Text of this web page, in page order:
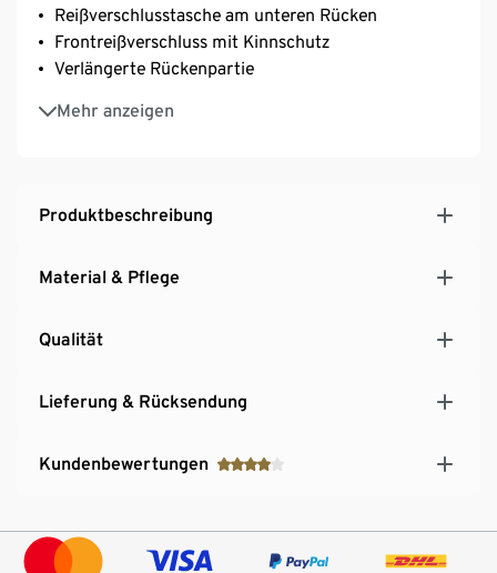
Reißverschlusstasche am unteren Rücken
Frontreißverschluss mit Kinnschutz
Verlängerte Rückenpartie
Mehr anzeigen
Elastische Paspelierung am Saum und an den
Produktbeschreibung
Material & Pflege
Qualität
Lieferung & Rücksendung
Kundenbewertungen